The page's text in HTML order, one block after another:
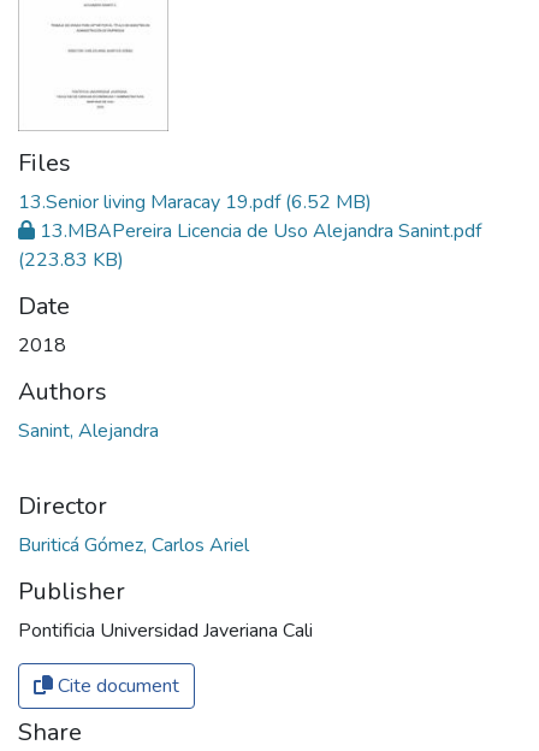
Files
13.Senior living Maracay 19.pdf(6.52 MB)
13.MBAPereira Licencia de Uso Alejandra Sanint.pdf
(223.83 KB)
Date
2018
Authors
Sanint, Alejandra
Director
Buriticá Gómez, Carlos Ariel
Publisher
Pontificia Universidad Javeriana Cali
Cite document
Share